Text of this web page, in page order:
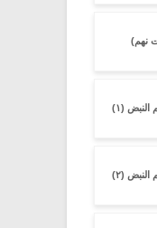
نهم)
(۱)
(۲)